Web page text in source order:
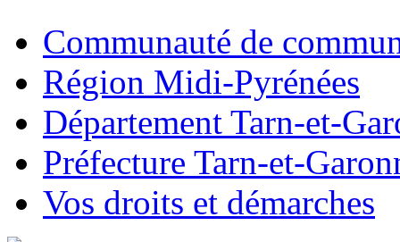
Communauté de
Région Midi-Pyrénées
Département Tarn-et-
Préfecture Tarn-et-
Vos droits et démarches